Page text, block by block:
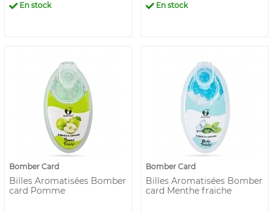
En stock En stock
Bomber Card
Billes Aromatisées Bomber
card Pomme
Bomber Card
Billes Aromatisées Bomber
card Menthe fraiche